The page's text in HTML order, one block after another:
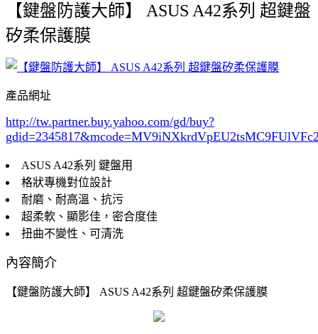
【鍵盤防護大師】 ASUS A42系列 超鍵盤
矽柔保護膜
產品網址
http://tw.partner.buy.yahoo.com/gd/buy?
gdid=2345817
ASUS A42系列 鍵盤用
格狀專機對位設計
耐磨、耐高溫、抗污
超柔軟、顯影佳，密合度佳
扭曲不變性、可清洗
內容簡介
【鍵盤防護大師】 ASUS A42系列 超鍵盤矽柔保護膜